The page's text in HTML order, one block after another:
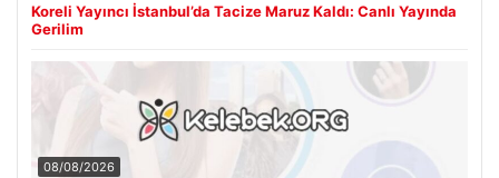
Koreli Yayıncı İstanbul’da Tacize Maruz Kaldı: Canlı Yayında
Gerilim
08/08/2026